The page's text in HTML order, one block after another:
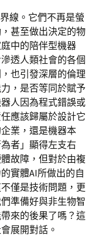
線。它們不再是螢
甚至做出決定的物
中的陪伴型機器
透人類社會的各個
也引發深層的倫理
，是否等同於賦予
人因為程式錯誤或
應該歸屬於設計它
業，還是機器本
者」顯得左支右
故障，但對於由複
實體AI所做出的自
僅是技術問題，更
準備好與非生物智
來的後果了嗎？這
展開對話。